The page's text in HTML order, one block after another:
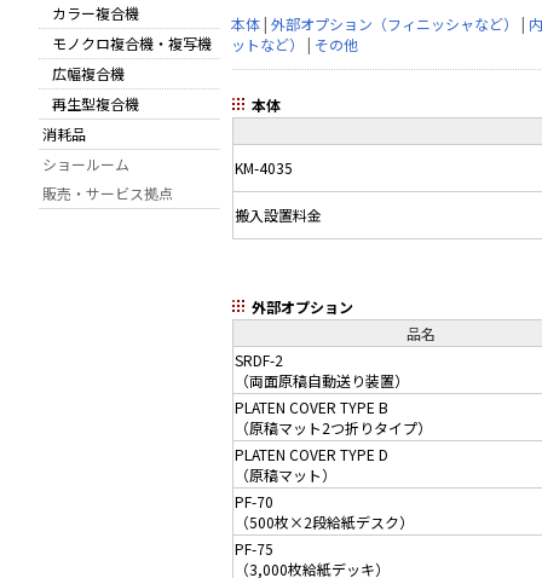
カラー複合機
モノクロ複合機・複写機
広幅複合機
再生型複合機
消耗品
ショールーム
販売・サービス拠点
本体 |外部オプション（フィニッシャなど） |
ットなど）
| その他
本体
KM-4035
搬入設置料金
外部オプション
品名
SRDF-2
（両面原稿自動送り装置）
PLATEN COVER TYPE B
（原稿マット2つ折りタイプ）
PLATEN COVER TYPE D
（原稿マット）
PF-70
（500枚×2段給紙デスク）
PF-75
（3,000枚給紙デッキ）